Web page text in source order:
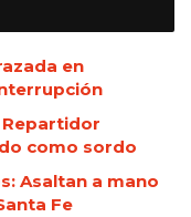
en
Repartidor
como sordo
Asaltan a mano
Fe